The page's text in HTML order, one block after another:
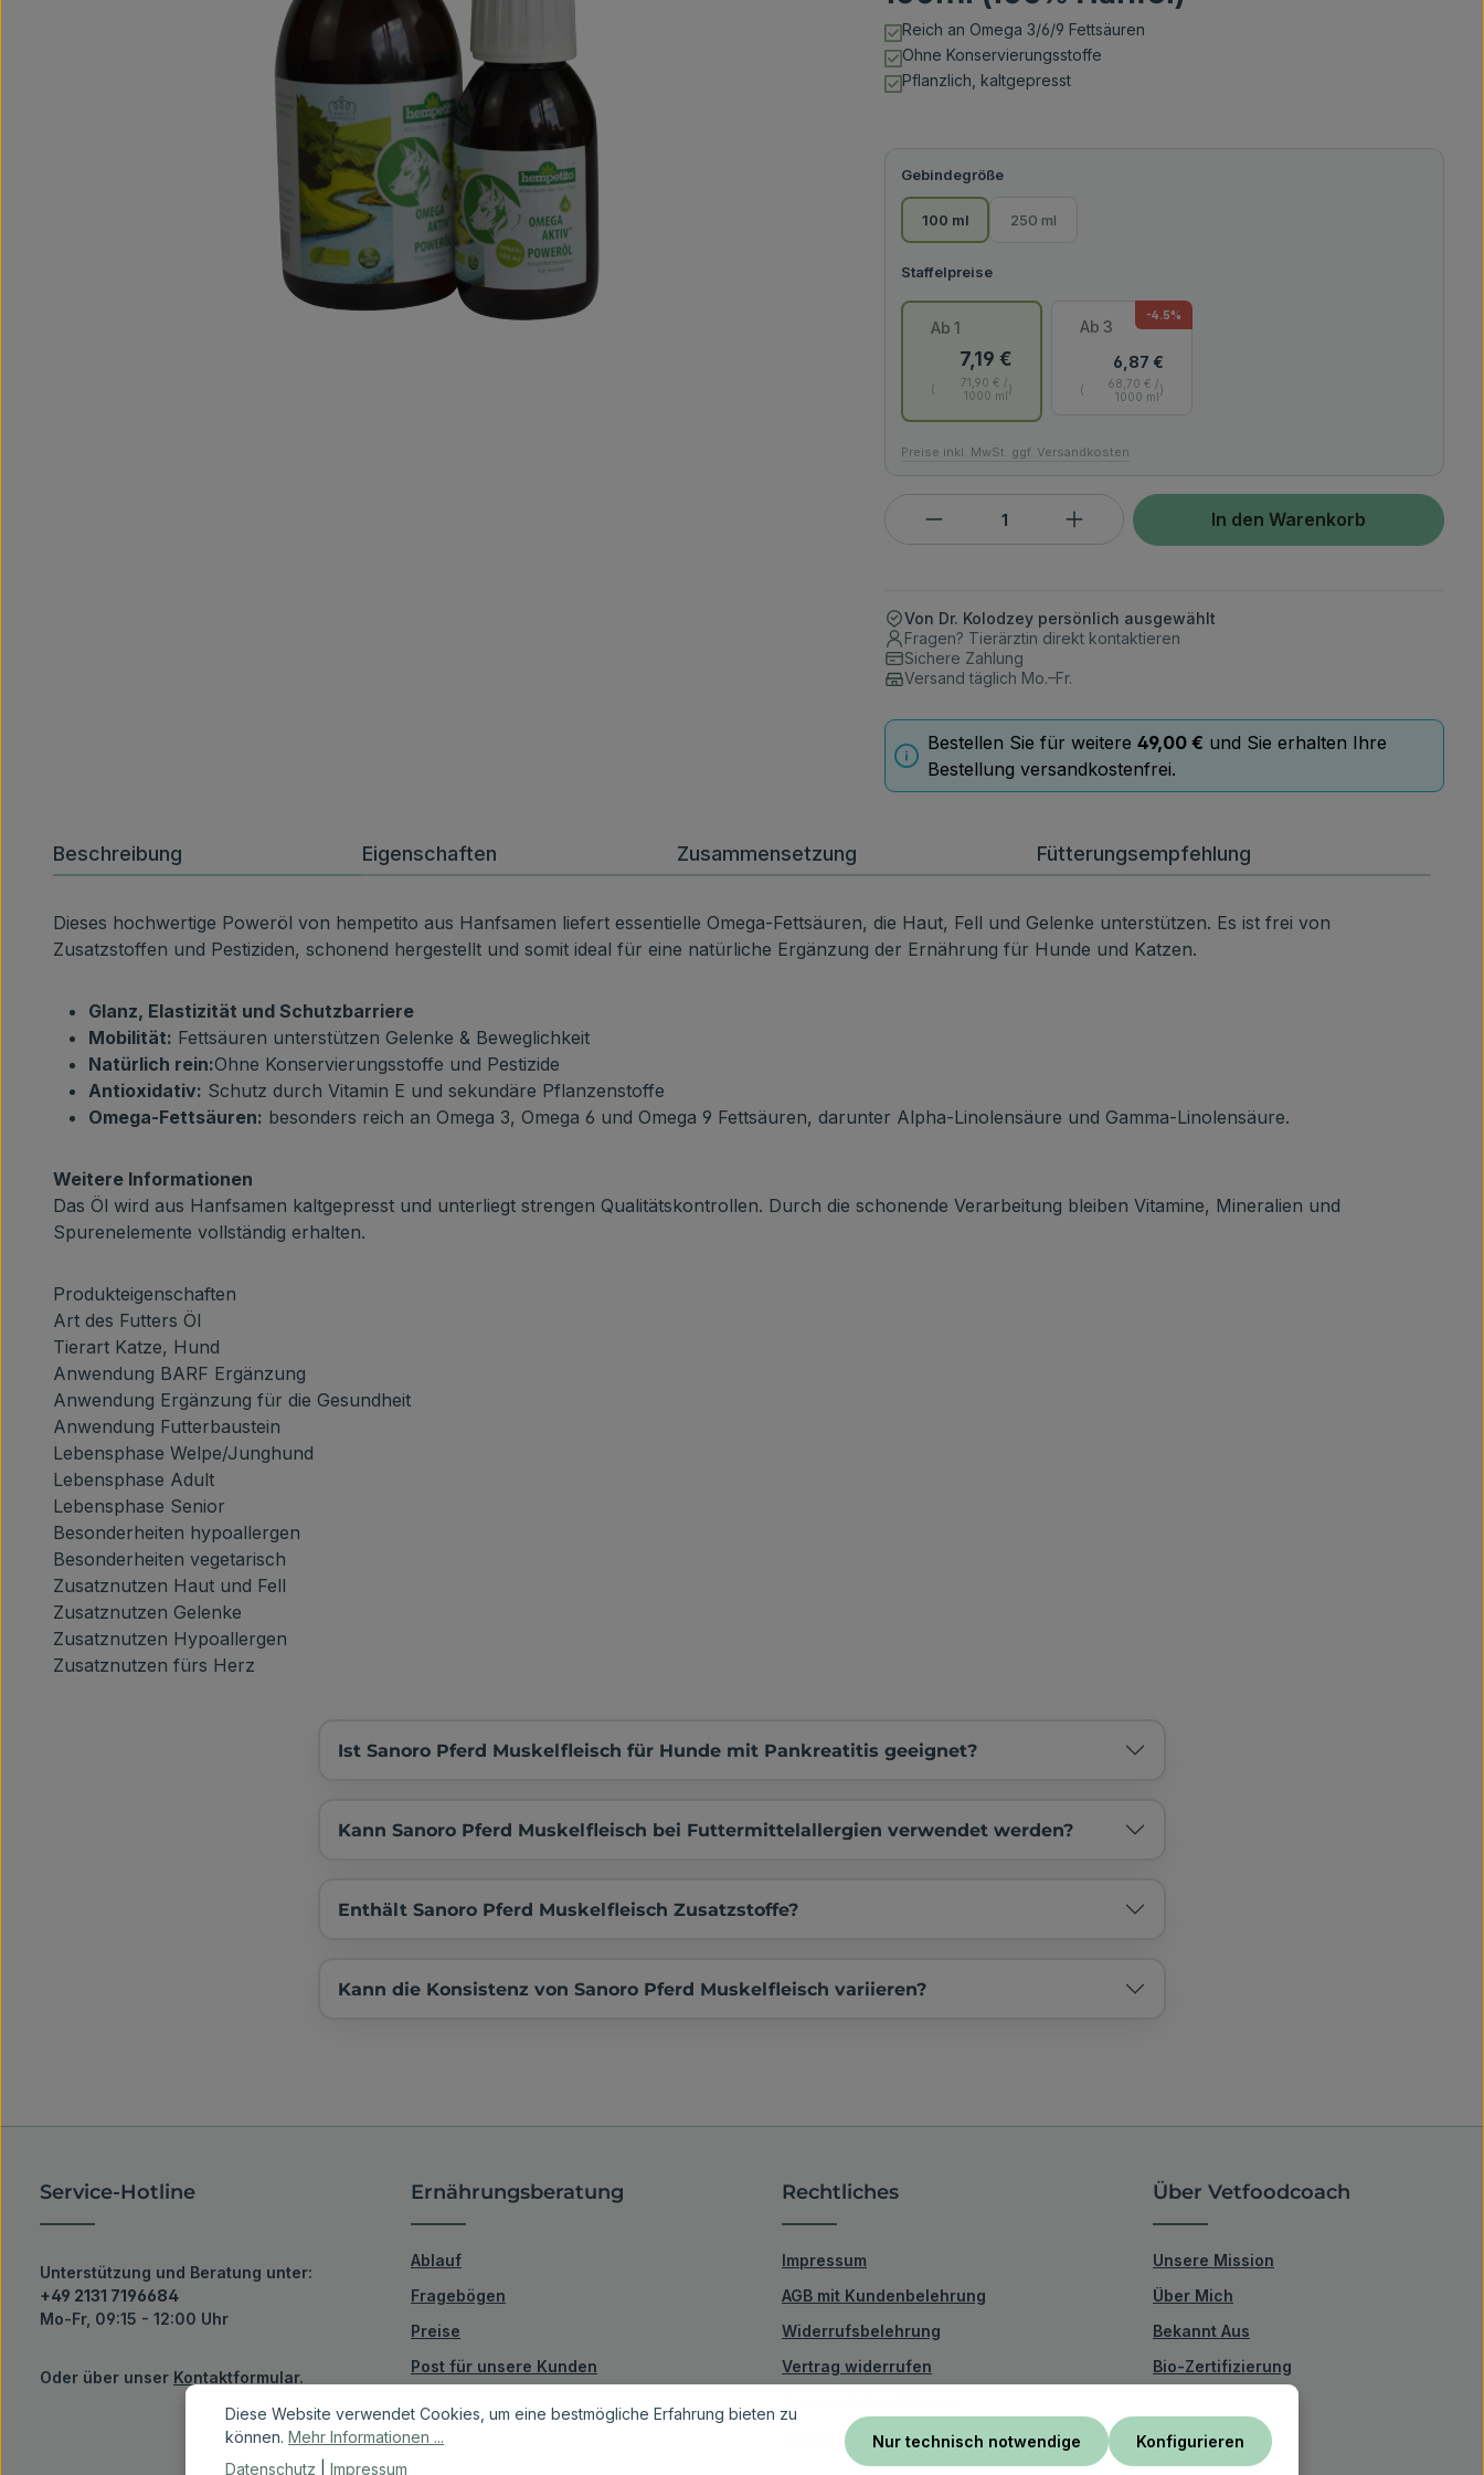
Reich an Omega 3/6/9 Fettsäuren
Ohne Konservierungsstoffe
Pflanzlich, kaltgepresst
Gebindegrößeauswählen
100 ml 250 ml
Ab 1
7,19 €
71,90 € /
1000 ml
Ab 3
-4.5%
6,87 €
68,70 € /
1000 ml
Preise inkl. MwSt. ggf. Versandkosten
Produkt Anzahl: Gib den gewünschten Wert
In den Warenkorb
Von Dr. Kolodzey persönlich ausgewählt
Fragen? Tierärztin direkt kontaktieren
Sichere Zahlung
Versand täglich Mo.–Fr.
Bestellen Sie für weitere49,00 € und Sie erhalten Ihre
Bestellung versandkostenfrei.
Beschreibung Eigenschaften Zusammensetzung Fütterungsempfehlung
Dieses hochwertige Poweröl von hempetito aus Hanfsamen liefert essentielle Omega-Fettsäuren, die Haut, Fell und Gelenke unterstützen. Es ist frei von
Zusatzstoffen und Pestiziden, schonend hergestellt und somit ideal für eine natürliche Ergänzung der Ernährung für Hunde und Katzen.
Glanz, Elastizität und Schutzbarriere
Mobilität: Fettsäuren unterstützen Gelenke & Beweglichkeit
Natürlich rein:Ohne Konservierungsstoffe und Pestizide
Antioxidativ: Schutz durch Vitamin E und sekundäre Pflanzenstoffe
Omega-Fettsäuren: besonders reich an Omega 3, Omega 6 und Omega 9 Fettsäuren, darunter Alpha-Linolensäure und Gamma-Linolensäure.
Weitere Informationen
Das Öl wird aus Hanfsamen kaltgepresst und unterliegt strengen Qualitätskontrollen. Durch die schonende Verarbeitung bleiben Vitamine, Mineralien und
Spurenelemente vollständig erhalten.
Produkteigenschaften
Art des Futters Öl
Tierart Katze, Hund
Anwendung BARF Ergänzung
Anwendung Ergänzung für die Gesundheit
Anwendung Futterbaustein
Lebensphase Welpe/Junghund
Lebensphase Adult
Lebensphase Senior
Besonderheiten hypoallergen
Besonderheiten vegetarisch
Zusatznutzen Haut und Fell
Zusatznutzen Gelenke
Zusatznutzen Hypoallergen
Zusatznutzen fürs Herz
Ist Sanoro Pferd Muskelfleisch für Hunde mit Pankreatitis geeignet?
Kann Sanoro Pferd Muskelfleisch bei Futtermittelallergien verwendet werden?
Enthält Sanoro Pferd Muskelfleisch Zusatzstoffe?
Kann die Konsistenz von Sanoro Pferd Muskelfleisch variieren?
Service-Hotline
Unterstützung und Beratung unter:
+49 2131 7196684
Mo-Fr, 09:15 - 12:00 Uhr
Oder über unser Kontaktformular.
Ernährungsberatung
Ablauf
Fragebögen
Preise
Post für unsere Kunden
Rechtliches
Impressum
AGB mit Kundenbelehrung
Widerrufsbelehrung
Vertrag widerrufen
Versand & Zahlung
Über Vetfoodcoach
Unsere Mission
Über Mich
Bekannt Aus
Bio-Zertifizierung
Diese Website verwendet Cookies, um eine bestmögliche Erfahrung bieten zu
können. Mehr Informationen ...
Datenschutz
Impressum
Nur technisch notwendige Konfigurieren